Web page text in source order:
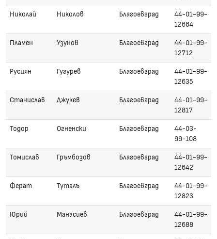
Николай Николов Благоевград
44-01-99-
12664
Пламен Узунов Благоевград
44-01-99-
12712
Русиян Гугурев Благоевград
44-01-99-
12635
Станислав Джукев Благоевград
44-01-99-
12817
Тодор Огненски Благоевград
44-03-
99-108
Томислав Гръмбозов Благоевград
44-01-99-
12642
Ферат Туталъ Благоевград
44-01-99-
12823
Юрий Манасиев Благоевград
44-01-99-
12688